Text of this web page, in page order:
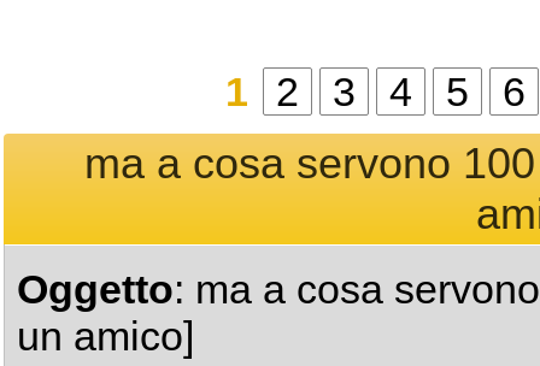
1 2 3 4 5 6
ma a cosa servono
Oggetto: ma a cosa
un amico]